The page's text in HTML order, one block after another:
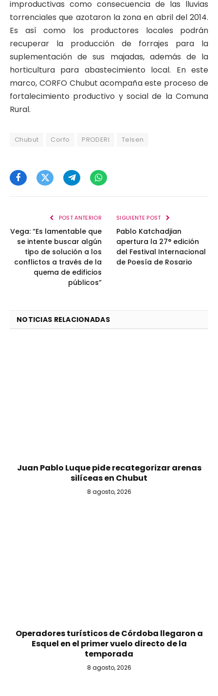
improductivas como consecuencia de las lluvias
torrenciales que azotaron la zona en abril del 2014.
Es así como los productores locales podrán
recuperar la producción de forrajes para la
suplementación de sus majadas, además de la
horticultura para abastecimiento local. En este
marco, CORFO Chubut acompaña este proceso de
fortalecimiento productivo y social de la Comuna
Rural.
Chubut Corfo PRODERI Telsen
FacebookTwitterTelegramWhatsApp
POST ANTERIOR
Vega: “Es lamentable que
se intente buscar algún
tipo de solución a los
conflictos a través de la
quema de edificios
públicos”
SIGUIENTE POST
Pablo Katchadjian
apertura la 27° edición
del Festival Internacional
de Poesía de Rosario
NOTICIAS RELACIONADAS
Juan Pablo Luque pide recategorizar arenas
silíceas en Chubut
8 agosto, 2026
Operadores turísticos de Córdoba llegaron a
Esquel en el primer vuelo directo de la
temporada
8 agosto, 2026